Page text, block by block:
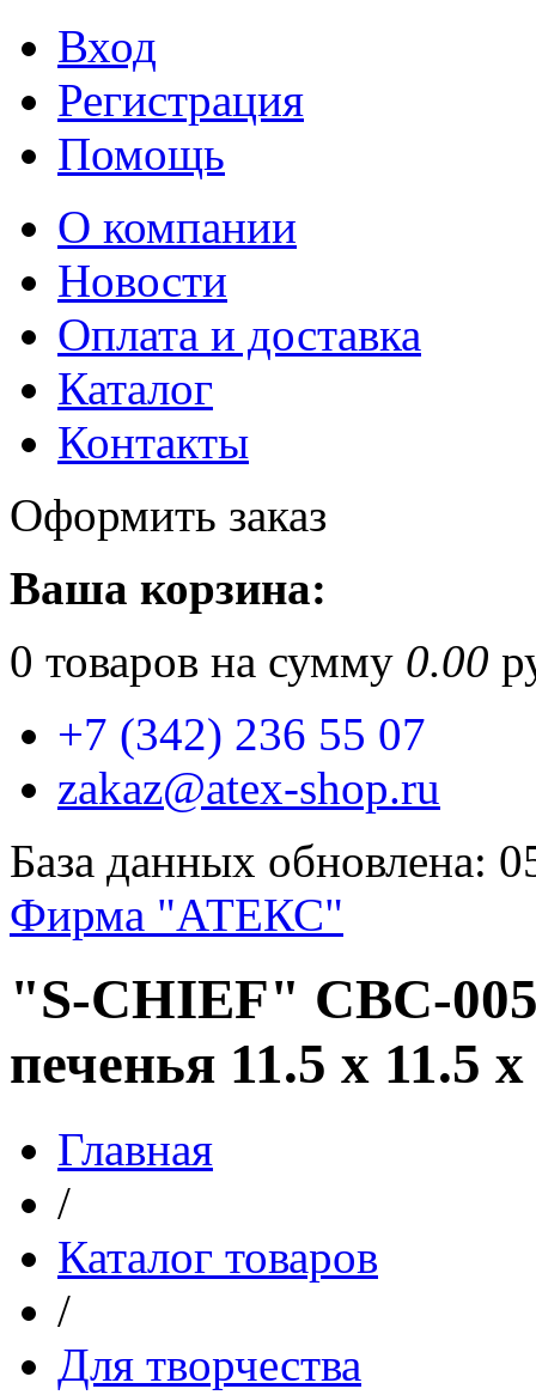
Вход
Регистрация
Помощь
О компании
Новости
Оплата и доставка
Каталог
Контакты
Оформить заказ
Ваша корзина:
0 товаров на сумму 0.00
+7 (342) 236 55 07
zakaz@atex-shop.ru
База данных обновлена:
Фирма "АТЕКС"
"S-CHIEF" CBC-
печенья 11.5 x 11.5
Главная
/
Каталог товаров
/
Для творчества